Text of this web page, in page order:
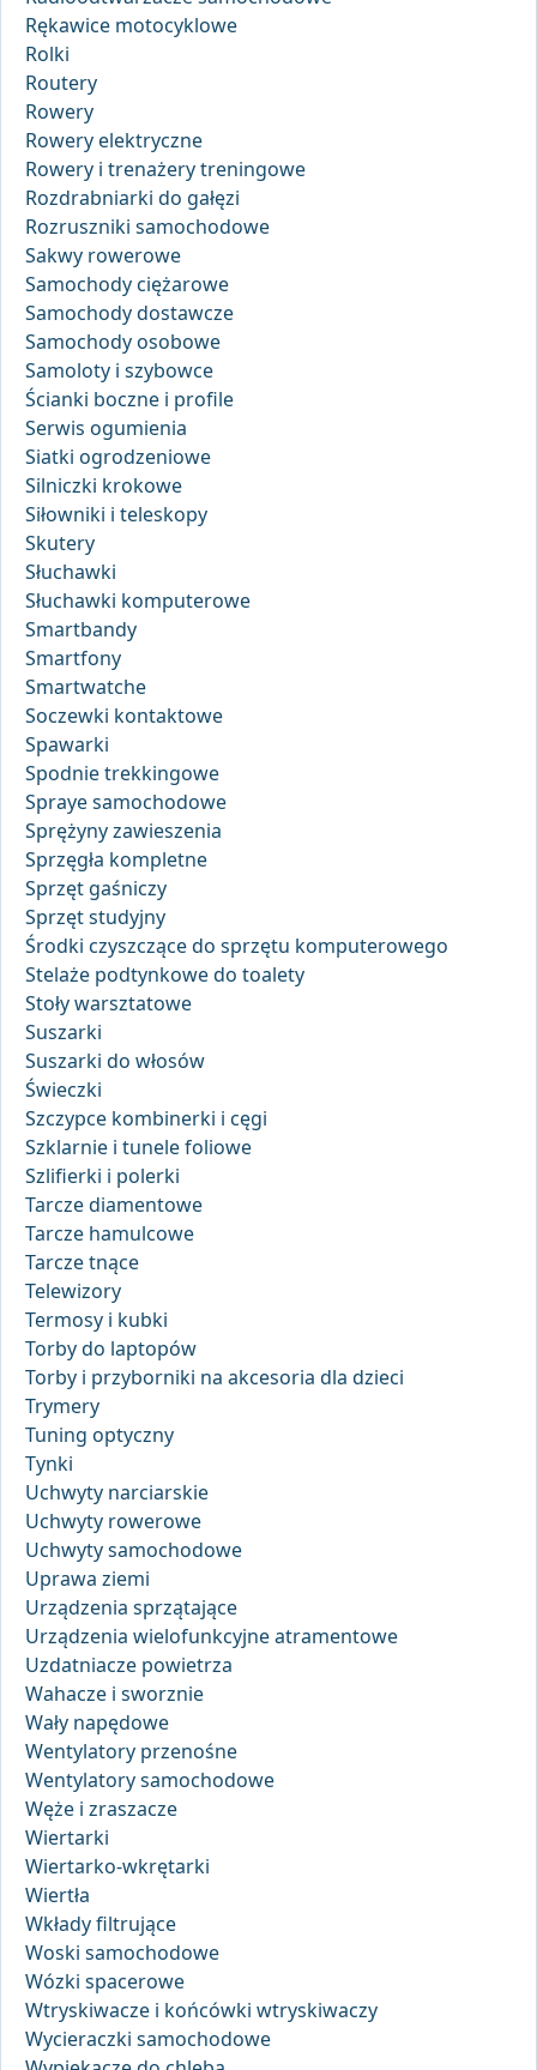
Rękawice motocyklowe
Rolki
Routery
Rowery
Rowery elektryczne
Rowery i trenażery treningowe
Rozdrabniarki do gałęzi
Rozruszniki samochodowe
Sakwy rowerowe
Samochody ciężarowe
Samochody dostawcze
Samochody osobowe
Samoloty i szybowce
Ścianki boczne i profile
Serwis ogumienia
Siatki ogrodzeniowe
Silniczki krokowe
Siłowniki i teleskopy
Skutery
Słuchawki
Słuchawki komputerowe
Smartbandy
Smartfony
Smartwatche
Soczewki kontaktowe
Spawarki
Spodnie trekkingowe
Spraye samochodowe
Sprężyny zawieszenia
Sprzęgła kompletne
Sprzęt gaśniczy
Sprzęt studyjny
Środki czyszczące do sprzętu komputerowego
Stelaże podtynkowe do toalety
Stoły warsztatowe
Suszarki
Suszarki do włosów
Świeczki
Szczypce kombinerki i cęgi
Szklarnie i tunele foliowe
Szlifierki i polerki
Tarcze diamentowe
Tarcze hamulcowe
Tarcze tnące
Telewizory
Termosy i kubki
Torby do laptopów
Torby i przyborniki na akcesoria dla dzieci
Trymery
Tuning optyczny
Tynki
Uchwyty narciarskie
Uchwyty rowerowe
Uchwyty samochodowe
Uprawa ziemi
Urządzenia sprzątające
Urządzenia wielofunkcyjne atramentowe
Uzdatniacze powietrza
Wahacze i sworznie
Wały napędowe
Wentylatory przenośne
Wentylatory samochodowe
Węże i zraszacze
Wiertarki
Wiertarko-wkrętarki
Wiertła
Wkłady filtrujące
Woski samochodowe
Wózki spacerowe
Wtryskiwacze i końcówki wtryskiwaczy
Wycieraczki samochodowe